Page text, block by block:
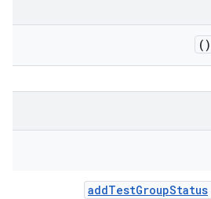
()
addTestGroupStatus